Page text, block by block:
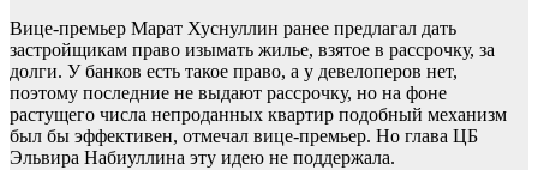
Вице-премьер Марат Хуснуллин ранее предлагал дать
застройщикам право изымать жилье, взятое в рассрочку, за
долги. У банков есть такое право, а у девелоперов нет,
поэтому последние не выдают рассрочку, но на фоне
растущего числа непроданных квартир подобный механизм
был бы эффективен, отмечал вице-премьер. Но глава ЦБ
Эльвира Набиуллина эту идею не поддержала.